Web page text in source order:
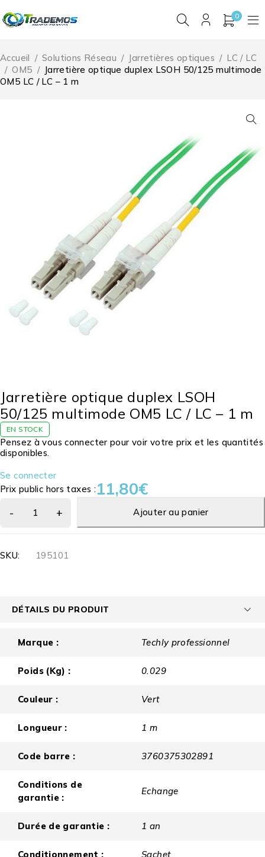
0
Accueil / Solutions Réseau / Jarretières optiques / LC / LC
/ OM5 / Jarretière optique duplex LSOH 50/125 multimode
OM5 LC / LC – 1 m
Jarretière optique duplex LSOH
50/125 multimode OM5 LC / LC – 1 m
EN STOCK
Pensez à vous connecter pour voir votre prix et les quantités
disponibles.
Se connecter
Prix public hors taxes :11,80€
Ajouter au panier
SKU: 195101
DÉTAILS DU PRODUIT
Marque : Techly professionnel
Poids (Kg) : 0.029
Couleur : Vert
Longueur : 1 m
Code barre : 3760375302891
Conditions de
garantie :
Echange
Durée de garantie : 1 an
Conditionnement : Sachet